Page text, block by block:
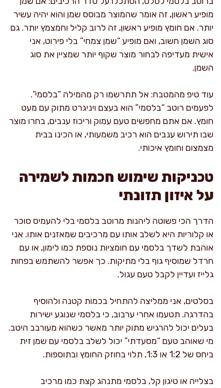
מופיע ראשון, זה אומר שהמוצר מבוסס שמן והוא יהיה עשיר
יותר. אם חומץ מופיע ראשון, זה לרוב קליל וחמצמץ יותר. גם
סוג השמן חשוב, ואם מופיע “שמן צמחי” בלי פירוט, אני
אישית מעדיפה לבחור מוצר שקוף יותר שמציין את סוג
השמן.
עוד טיפ מהמטבח: אל תתרשמו רק מהמילה “בלסמי”.
לפעמים רוטב “בלסמי” הוא בעצם ויניגרט מתוק עם מעט
חומץ. אם אתם מחפשים טעם עמוק וריכוז ענבים, בחרו מוצר
שבו תירוש ענבים הוא רכיב משמעותי, או הכינו בבית
מצמצום וחומץ איכותי.
טכניקות שימוש חכמות לשמירה
על איזון תזונתי
הדרך הכי פשוטה ליהנות מרוטב בלסמי בלי להעמיס סוכר
או קלוריות היא לשלב אותו עם מרכיבים שמאזנים אותו. אני
אוהבת לשדך בלסמי עם חומציות נוספת כמו לימון, או עם
חרדל שמוסיף גוף בלי מתיקות. כך אפשר להשתמש בפחות
גלייז ועדיין לקבל טעם עגול.
בסלטים, אני ממליצה להתחיל בכמות קטנה ולהוסיף
בהדרגה. תטעמו אחרי ערבוב, כי בלסמי שנוגע ישירות
בעלים יכול להרגיש מתוק יותר מאשר כשהוא מעורבב היטב.
מי שאוהב טעם “מסעדתי” יכול לשלב בלסמי עם שמן זית
ביחס של 1:2 או 1:3, תלוי בחוזק החומץ ובתוספות.
בצלייה או טיגון קל, בלסמי מתנהג קצת כמו מרכיב